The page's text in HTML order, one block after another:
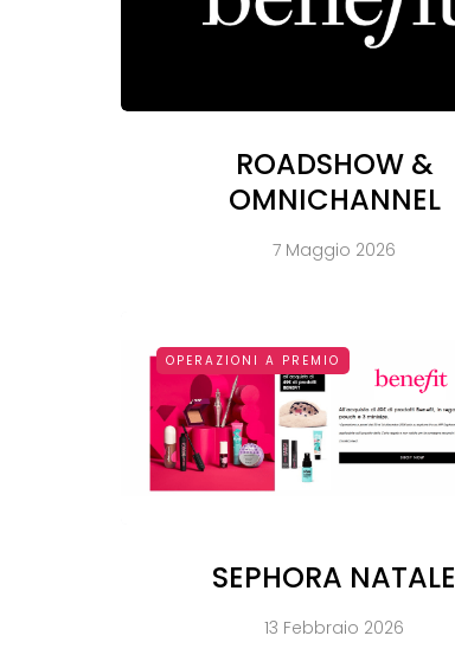
ROADSHOW &
OMNICHANNEL
7 Maggio 2026
OPERAZIONI A PREMIO
SEPHORA NATALE
13 Febbraio 2026